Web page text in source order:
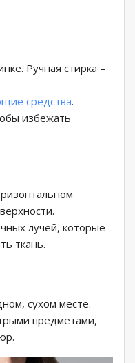
Ручная стирка –
средства.
избежать
лучей, которые
ткань.
сухом месте.
предметами,